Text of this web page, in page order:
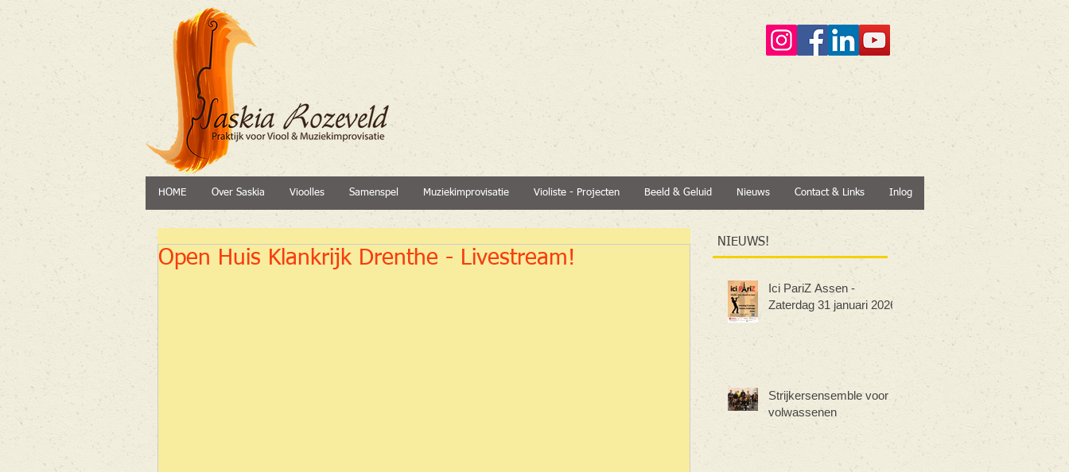
HOME Over Saskia Vioolles Samenspel Muziekimprovisatie Violiste - Projecten Beeld & Geluid Nieuws Contact & Links Inlog
Open Huis Klankrijk Drenthe - Livestream!
NIEUWS!
Ici PariZ Assen -
Zaterdag 31 januari 2026
Strijkersensemble voor
volwassenen